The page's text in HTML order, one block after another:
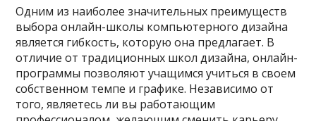
Одним из наиболее значительных преимуществ
выбора онлайн-школы компьютерного дизайна
является гибкость, которую она предлагает. В
отличие от традиционных школ дизайна, онлайн-
программы позволяют учащимся учиться в своем
собственном темпе и графике. Независимо от
того, являетесь ли вы работающим